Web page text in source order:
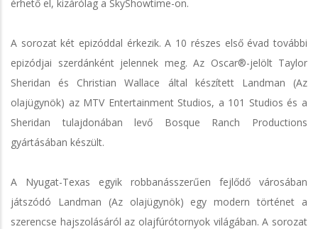
érhető el, kizárólag a SkyShowtime-on.
A sorozat két epizóddal érkezik. A 10 részes első évad további
epizódjai szerdánként jelennek meg. Az Oscar®-jelölt Taylor
Sheridan és Christian Wallace által készített Landman (Az
olajügynök) az MTV Entertainment Studios, a 101 Studios és a
Sheridan tulajdonában levő Bosque Ranch Productions
gyártásában készült.
A Nyugat-Texas egyik robbanásszerűen fejlődő városában
játszódó Landman (Az olajügynök) egy modern történet a
szerencse hajszolásáról az olajfúrótornyok világában. A sorozat